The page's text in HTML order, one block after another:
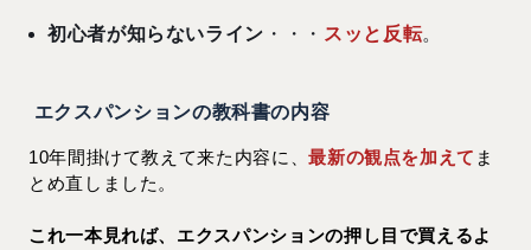
初心者が知らないライン ・・・ スッと反転。
エクスパンションの教科書の内容
10年間掛けて教えて来た内容に、最新の観点を加えて ま
とめ直しました。
これ一本見れば、エクスパンションの押し目で買えるよ